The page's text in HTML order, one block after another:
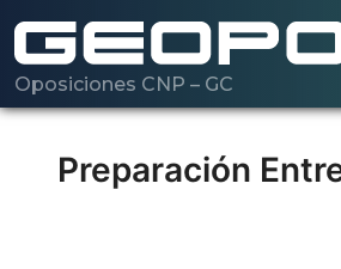
Saltar al contenido principal
Oposiciones CNP – GC